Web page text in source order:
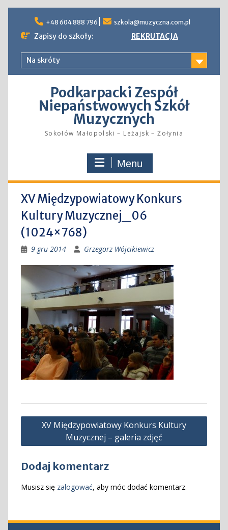
content
+48 604 888 796 szkola@muzyczna.com.pl
Zapisy do szkoły: REKRUTACJA
Na skróty
Podkarpacki Zespół
Niepaństwowych Szkół
Muzycznych
Sokołów Małopolski – Leżajsk – Żołynia
Menu
XV Międzypowiatowy Konkurs
Kultury Muzycznej_06
(1024×768)
9 gru 2014 Grzegorz Wójcikiewicz
Nawigacja
XV Międzypowiatowy Konkurs Kultury
Muzycznej – galeria zdjęć
Dodaj komentarz
Musisz się zalogować, aby móc dodać komentarz.